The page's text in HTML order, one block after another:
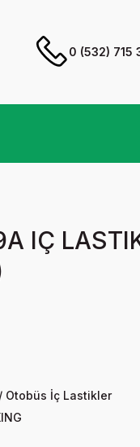
0 (532) 715
IÇ
Otobüs İç Lastikler